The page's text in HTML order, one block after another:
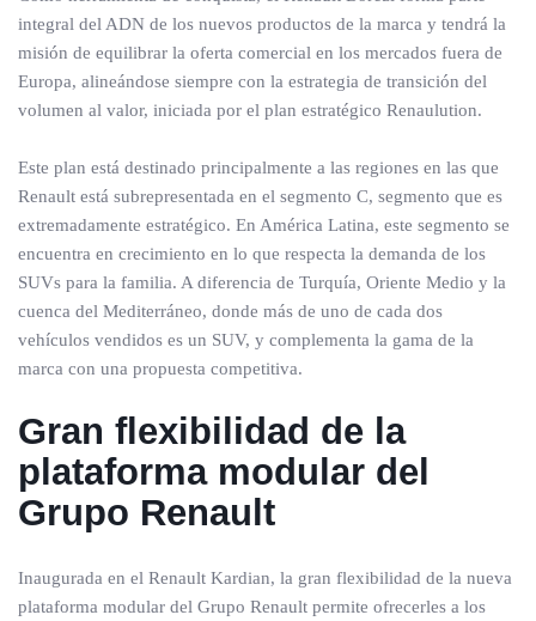
integral del ADN de los nuevos productos de la marca y tendrá la
misión de equilibrar la oferta comercial en los mercados fuera de
Europa, alineándose siempre con la estrategia de transición del
volumen al valor, iniciada por el plan estratégico Renaulution.
Este plan está destinado principalmente a las regiones en las que
Renault está subrepresentada en el segmento C, segmento que es
extremadamente estratégico. En América Latina, este segmento se
encuentra en crecimiento en lo que respecta la demanda de los
SUVs para la familia. A diferencia de Turquía, Oriente Medio y la
cuenca del Mediterráneo, donde más de uno de cada dos
vehículos vendidos es un SUV, y complementa la gama de la
marca con una propuesta competitiva.
Gran flexibilidad de la
plataforma modular del
Grupo Renault
Inaugurada en el Renault Kardian, la gran flexibilidad de la nueva
plataforma modular del Grupo Renault permite ofrecerles a los